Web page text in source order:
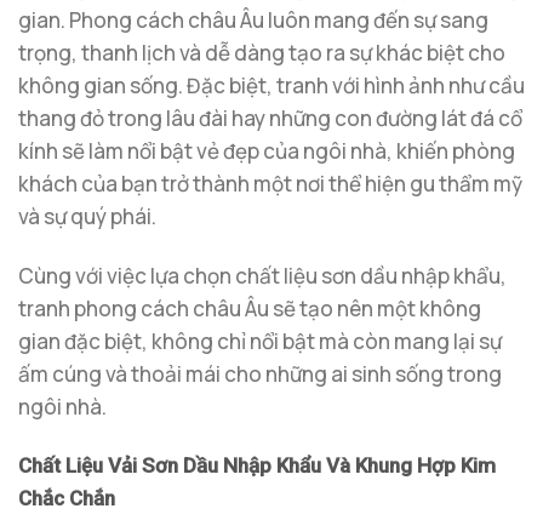
gian. Phong cách châu Âu luôn mang đến sự sang
trọng, thanh lịch và dễ dàng tạo ra sự khác biệt cho
không gian sống. Đặc biệt, tranh với hình ảnh như cầu
thang đỏ trong lâu đài hay những con đường lát đá cổ
kính sẽ làm nổi bật vẻ đẹp của ngôi nhà, khiến phòng
khách của bạn trở thành một nơi thể hiện gu thẩm mỹ
và sự quý phái.
Cùng với việc lựa chọn chất liệu sơn dầu nhập khẩu,
tranh phong cách châu Âu sẽ tạo nên một không
gian đặc biệt, không chỉ nổi bật mà còn mang lại sự
ấm cúng và thoải mái cho những ai sinh sống trong
ngôi nhà.
Chất Liệu Vải Sơn Dầu Nhập Khẩu Và Khung Hợp Kim
Chắc Chắn